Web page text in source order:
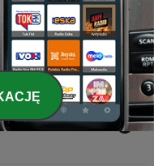
- Rytm
i salonik VIP -
- Rytm